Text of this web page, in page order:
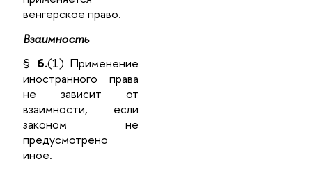
венгерское право.
Взаимность
§ 6.(1) Применение
иностранного права
не зависит от
взаимности, если
законом не
предусмотрено
иное.